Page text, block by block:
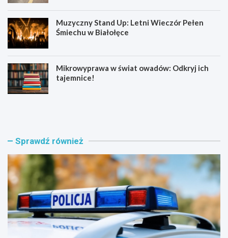
Muzyczny Stand Up: Letni Wieczór Pełen
Śmiechu w Białołęce
Mikrowyprawa w świat owadów: Odkryj ich
tajemnice!
Z
y
a
n
i
a
w
w
i
S
r
y
z
B
i
a
ł
o
Sprawdź również